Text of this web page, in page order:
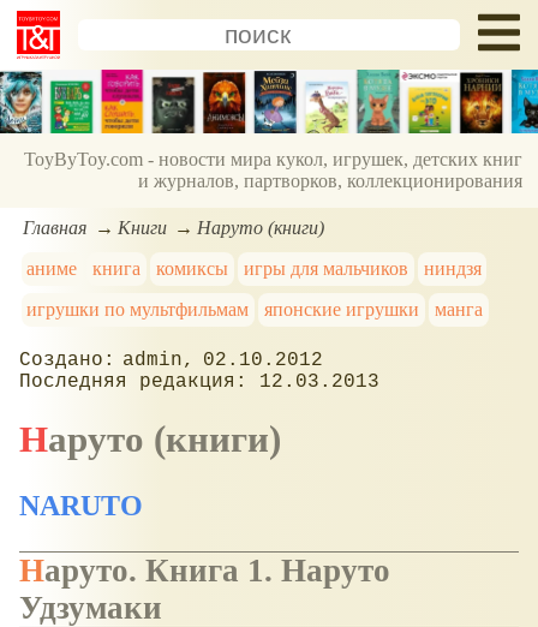
ToyByToy.com - новости мира кукол, игрушек, детских книг
и журналов, партворков, коллекционирования
Главная Книги
Наруто (книги)
аниме
книга комиксы игры для мальчиков
ниндзя
игрушки по мультфильмам
японские игрушки манга
admin
02.10.2012
12.03.2013
Наруто (книги)
NARUTO
Наруто. Книга 1. Наруто
Удзумаки